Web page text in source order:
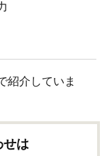
紹介していま
せは